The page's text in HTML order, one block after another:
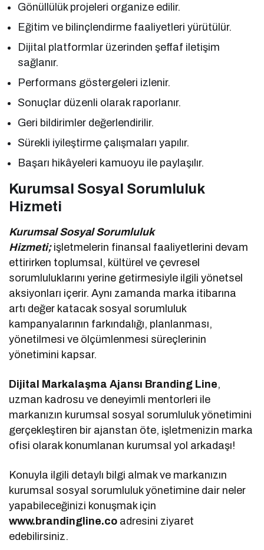
Gönüllülük projeleri organize edilir.
Eğitim ve bilinçlendirme faaliyetleri yürütülür.
Dijital platformlar üzerinden şeffaf iletişim
sağlanır.
Performans göstergeleri izlenir.
Sonuçlar düzenli olarak raporlanır.
Geri bildirimler değerlendirilir.
Sürekli iyileştirme çalışmaları yapılır.
Başarı hikâyeleri kamuoyu ile paylaşılır.
Kurumsal Sosyal Sorumluluk
Hizmeti
Kurumsal Sosyal Sorumluluk
Hizmeti;işletmelerin finansal faaliyetlerini devam
ettirirken toplumsal, kültürel ve çevresel
sorumluluklarını yerine getirmesiyle ilgili yönetsel
aksiyonları içerir. Aynı zamanda marka itibarına
artı değer katacak sosyal sorumluluk
kampanyalarının farkındalığı, planlanması,
yönetilmesi ve ölçümlenmesi süreçlerinin
yönetimini kapsar.
Dijital Markalaşma Ajansı Branding Line,
uzman kadrosu ve deneyimli mentorleri ile
markanızın kurumsal sosyal sorumluluk yönetimini
gerçekleştiren bir ajanstan öte, işletmenizin marka
ofisi olarak konumlanan kurumsal yol arkadaşı!
Konuyla ilgili detaylı bilgi almak ve markanızın
kurumsal sosyal sorumluluk yönetimine dair neler
yapabileceğinizi konuşmak için
www.brandingline.co adresini ziyaret
edebilirsiniz.